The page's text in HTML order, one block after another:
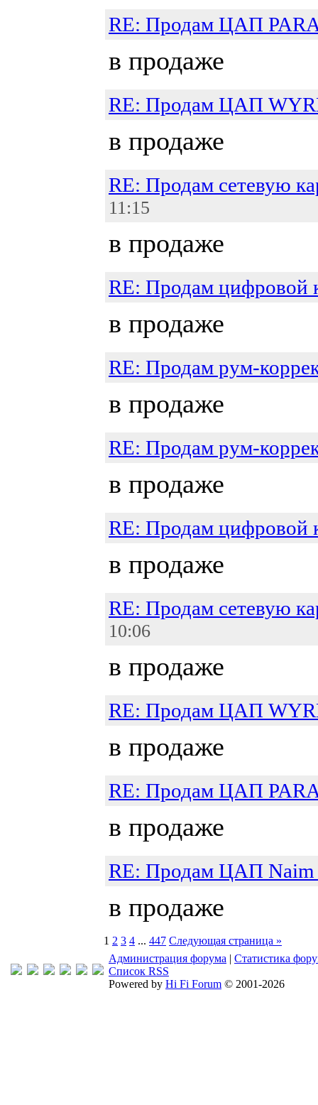
RE: Продам ЦАП
в продаже
RE: Продам ЦАП
в продаже
RE: Продам сетевую
11:15
в продаже
RE: Продам цифровой
в продаже
RE: Продам рум-
в продаже
RE: Продам рум-
в продаже
RE: Продам цифровой
в продаже
RE: Продам сетевую
10:06
в продаже
RE: Продам ЦАП
в продаже
RE: Продам ЦАП
в продаже
RE: Продам ЦАП
в продаже
1 2 3 4 ... 447 Следующая страница »
Администрация форума | Статистика
Список RSS
Powered by Hi Fi Forum © 2001-2026